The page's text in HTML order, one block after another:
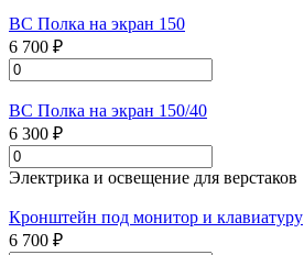
ВС Полка на экран 150
6 700 ₽
ВС Полка на экран 150/40
6 300 ₽
Электрика и освещение для верстаков
Кронштейн под монитор и клавиатуру
6 700 ₽